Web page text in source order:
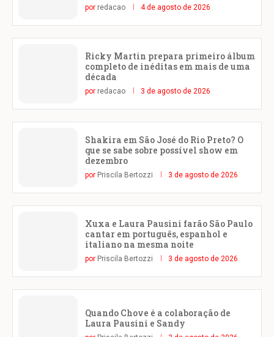
por redacao 4 de agosto de 2026
Ricky Martin prepara primeiro álbum
completo de inéditas em mais de uma
década
por redacao 3 de agosto de 2026
Shakira em São José do Rio Preto? O
que se sabe sobre possível show em
dezembro
por Priscila Bertozzi 3 de agosto de 2026
Xuxa e Laura Pausini farão São Paulo
cantar em português, espanhol e
italiano na mesma noite
por Priscila Bertozzi 3 de agosto de 2026
Quando Chove é a colaboração de
Laura Pausini e Sandy